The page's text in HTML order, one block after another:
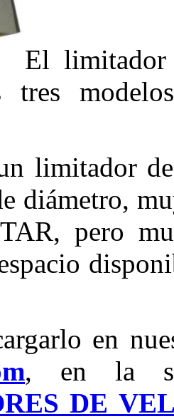
El
limitador
diámetro,
pero
en
, en la
DE